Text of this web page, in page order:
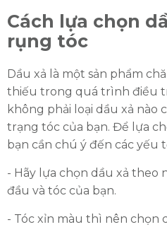
Cách lựa chọn
rụng tóc
Dầu xả là một sản phẩm
thiếu trong quá trình điều
không phải loại dầu xả nào
trạng tóc của bạn. Để lựa
bạn cần chú ý đến các yếu
- Hãy lựa chọn dầu xả theo
đầu và tóc của bạn.
- Tóc xỉn màu thì nên chọn
Đăng ký tư vấn